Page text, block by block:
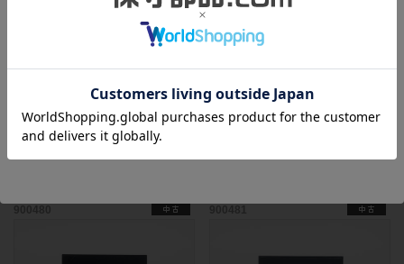
￥9,800
T2
￥9,800